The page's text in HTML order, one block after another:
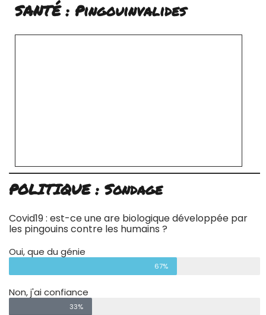
SANTÉ : Pingouinvalides
POLITIQUE : Sondage
Covid19 : est-ce une are biologique développée par
les pingouins contre les humains ?
Oui, que du génie
67%
Non, j'ai confiance
33%